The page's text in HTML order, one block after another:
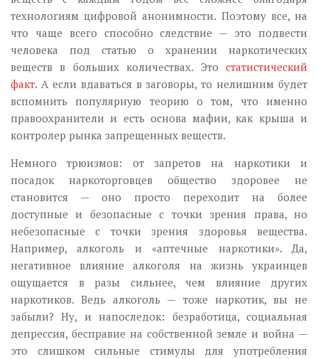
технологиям цифровой анонимности. Поэтому все, на
что чаще всего способно следствие — это подвести
человека под статью о хранении наркотических
веществ в больших количествах. Это статистический
факт. А если вдаваться в заговоры, то нелишним будет
вспомнить популярную теорию о том, что именно
правоохранители и есть основа мафии, как крыша и
контролер рынка запрещенных веществ.
Немного трюизмов: от запретов на наркотики и
посадок наркоторговцев общество здоровее не
становится — оно просто переходит на более
доступные и безопасные с точки зрения права, но
небезопасные с точки зрения здоровья вещества.
Например, алкоголь и «аптечные наркотики». Да,
негативное влияние алкоголя на жизнь украинцев
ощущается в разы сильнее, чем влияние других
наркотиков. Ведь алкоголь — тоже наркотик, вы не
забыли? Ну, и напоследок: безработица, социальная
депрессия, бесправие на собственной земле и война —
это слишком сильные стимулы для употребления